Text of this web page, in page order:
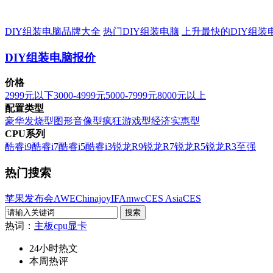
DIY组装电脑品牌大全 热门DIY组装电脑 上升最快的DIY组装
DIY组装电脑报价
价格
2999元以下3000-4999元5000-7999元8000元以上
配置类型
豪华发烧型图形音像型疯狂游戏型经济实惠型
CPU系列
酷睿i9酷睿i7酷睿i5酷睿i3锐龙R9锐龙R7锐龙R5锐龙R3至强
热门搜索
苹果发布会AWEChinajoyIFAmwcCES AsiaCES
热词： 主板cpu显卡
24小时热文
本周热评